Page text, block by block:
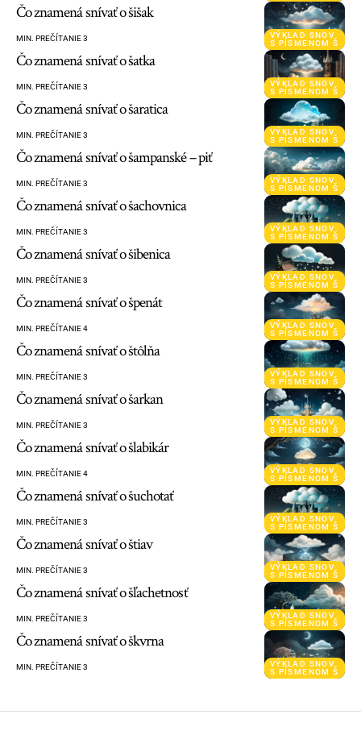
VÝKLAD SNOV
S PÍSMENOM Š
Čo znamená snívať o šišak
MIN. PREČÍTANIE 3
VÝKLAD SNOV
S PÍSMENOM Š
Čo znamená snívať o šatka
MIN. PREČÍTANIE 3
VÝKLAD SNOV
S PÍSMENOM Š
Čo znamená snívať o šaratica
MIN. PREČÍTANIE 3
VÝKLAD SNOV
S PÍSMENOM Š
Čo znamená snívať o šampanské – piť
MIN. PREČÍTANIE 3
VÝKLAD SNOV
S PÍSMENOM Š
Čo znamená snívať o šachovnica
MIN. PREČÍTANIE 3
VÝKLAD SNOV
S PÍSMENOM Š
Čo znamená snívať o šibenica
MIN. PREČÍTANIE 3
VÝKLAD SNOV
S PÍSMENOM Š
Čo znamená snívať o špenát
MIN. PREČÍTANIE 4
VÝKLAD SNOV
S PÍSMENOM Š
Čo znamená snívať o štôlňa
MIN. PREČÍTANIE 3
VÝKLAD SNOV
S PÍSMENOM Š
Čo znamená snívať o šarkan
MIN. PREČÍTANIE 3
VÝKLAD SNOV
S PÍSMENOM Š
Čo znamená snívať o šlabikár
MIN. PREČÍTANIE 4
VÝKLAD SNOV
S PÍSMENOM Š
Čo znamená snívať o šuchotať
MIN. PREČÍTANIE 3
VÝKLAD SNOV
S PÍSMENOM Š
Čo znamená snívať o štiav
MIN. PREČÍTANIE 3
VÝKLAD SNOV
S PÍSMENOM Š
Čo znamená snívať o šľachetnosť
MIN. PREČÍTANIE 3
VÝKLAD SNOV
S PÍSMENOM Š
Čo znamená snívať o škvrna
MIN. PREČÍTANIE 3